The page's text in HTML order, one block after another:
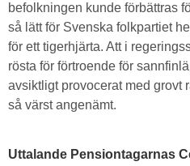
befolkningen kunde förbättras
så lätt för Svenska folkpartiet
för ett tigerhjärta. Att i
rösta för förtroende för
avsiktligt provocerat med grovt
så värst angenämt.
Uttalande Pensiontagarnas